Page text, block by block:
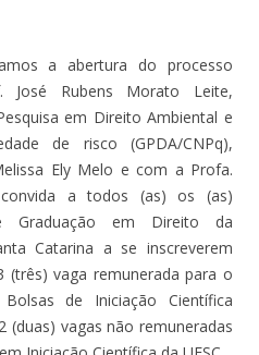
a abertura do processo
Rubens Morato Leite,
em Direito Ambiental e
de risco (GPDA/CNPq),
Ely Melo e com a Profa.
a todos (as) os (as)
Graduação em Direito da
Catarina a se inscreverem
vaga remunerada para o
de Iniciação Científica
(duas) vagas não remuneradas